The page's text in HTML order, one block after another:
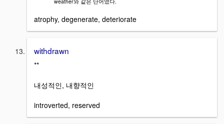
atrophy, degenerate, deteriorate
withdrawn
**
내성적인, 내향적인
introverted, reserved